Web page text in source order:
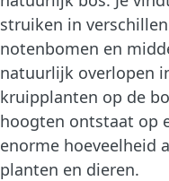
struiken in
notenbomen en
natuurlijk overlopen
kruipplanten op de
hoogten ontstaat op
enorme hoeveelheid
planten en dieren.